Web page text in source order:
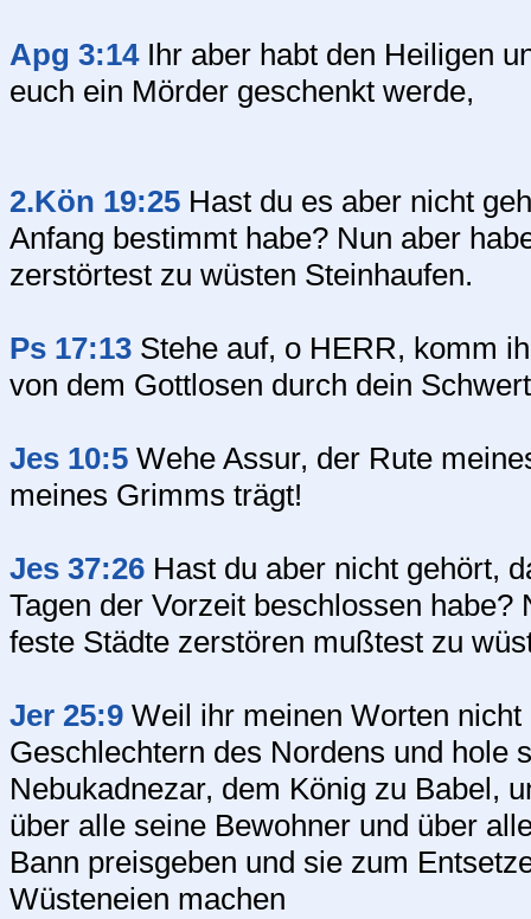
Apg 3:14Ihr aber habt den Heiligen
euch ein Mörder geschenkt werde,
2.Kön 19:25 Hast du es aber nicht
Anfang bestimmt habe? Nun aber
zerstörtest zu wüsten Steinhaufen.
Ps 17:13 Stehe auf, o HERR, komm
von dem Gottlosen durch dein
Jes 10:5 Wehe Assur, der Rute
meines Grimms trägt!
Jes 37:26 Hast du aber nicht gehört,
Tagen der Vorzeit beschlossen
feste Städte zerstören mußtest zu
Jer 25:9 Weil ihr meinen Worten
Geschlechtern des Nordens und hole
Nebukadnezar, dem König zu Babel,
über alle seine Bewohner und über
Bann preisgeben und sie zum
Wüsteneien machen